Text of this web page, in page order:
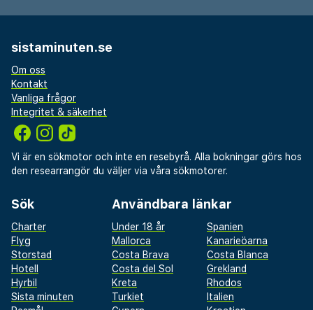
sistaminuten.se
Om oss
Kontakt
Vanliga frågor
Integritet & säkerhet
Vi är en sökmotor och inte en resebyrå. Alla bokningar görs hos
den researrangör du väljer via våra sökmotorer.
Sök
Charter
Flyg
Storstad
Hotell
Hyrbil
Sista minuten
Användbara länkar
Under 18 år
Spanien
Mallorca
Kanarieöarna
Costa Brava
Costa Blanca
Costa del Sol
Grekland
Kreta
Rhodos
Turkiet
Italien